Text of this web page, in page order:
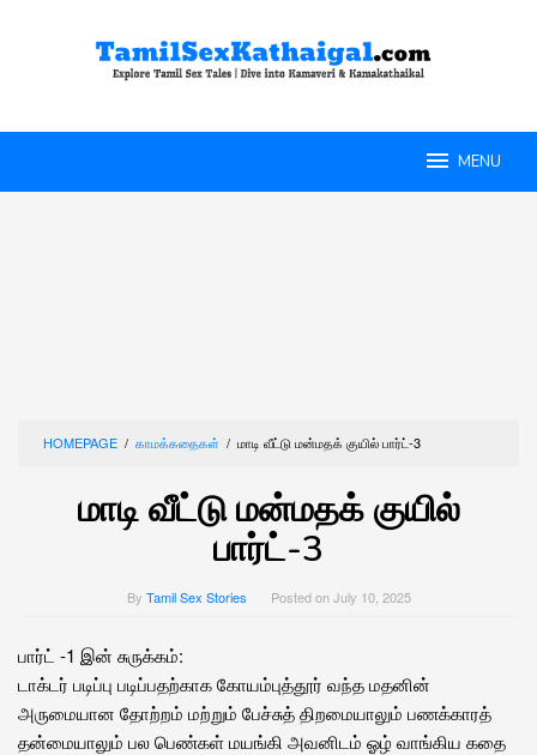
MENU
HOMEPAGE / காமக்கதைகள் / மாடி வீட்டு மன்மதக் குயில் பார்ட்-3
மாடி வீட்டு மன்மதக் குயில்
பார்ட்-3
By Tamil Sex Stories Posted onJuly 10, 2025
பார்ட் -1 இன் சுருக்கம்:
டாக்டர் படிப்பு படிப்பதற்காக கோயம்புத்தூர் வந்த மதனின்
அருமையான தோற்றம் மற்றும் பேச்சுத் திறமையாலும் பணக்காரத்
தன்மையாலும் பல பெண்கள் மயங்கி அவனிடம் ஓழ் வாங்கிய கதை